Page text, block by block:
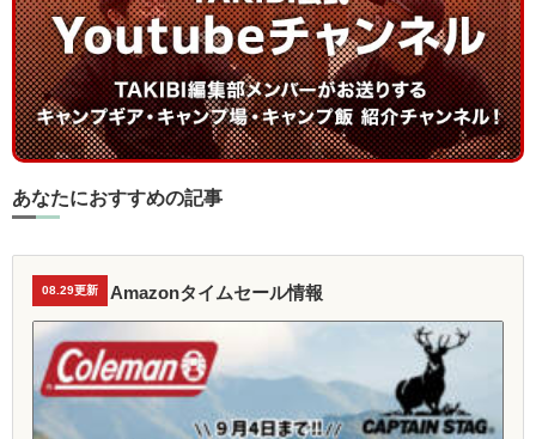
あなたにおすすめの記事
08.29更新 Amazonタイムセール情報